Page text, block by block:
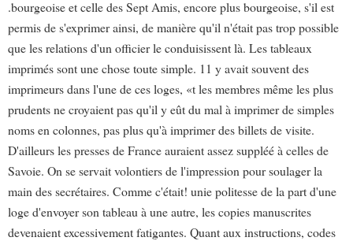
.bourgeoise et celle des Sept Amis, encore plus bourgeoise, s'il est
permis de s'exprimer ainsi, de manière qu'il n'était pas trop possible
que les relations d'un officier le conduisissent là. Les tableaux
imprimés sont une chose toute simple. 11 y avait souvent des
imprimeurs dans l'une de ces loges, «t les membres même les plus
prudents ne croyaient pas qu'il y eût du mal à imprimer de simples
noms en colonnes, pas plus qu'à imprimer des billets de visite.
D'ailleurs les presses de France auraient assez suppléé à celles de
Savoie. On se servait volontiers de l'impression pour soulager la
main des secrétaires. Comme c'était! unie politesse de la part d'une
loge d'envoyer son tableau à une autre, les copies manuscrites
devenaient excessivement fatigantes. Quant aux instructions, codes